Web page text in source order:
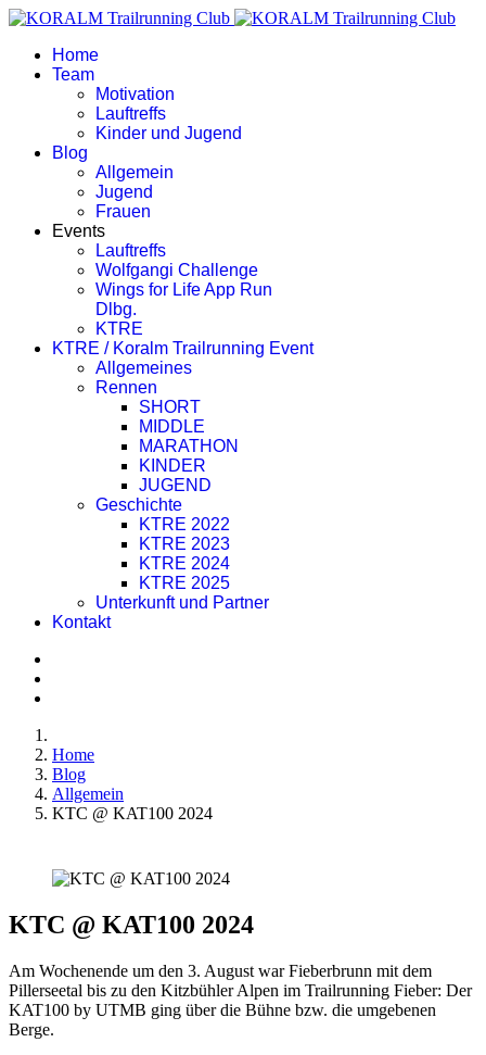
Home
Team
Motivation
Lauftreffs
Kinder und Jugend
Blog
Allgemein
Jugend
Frauen
Events
Lauftreffs
Wolfgangi Challenge
Wings for Life App Run
Dlbg.
KTRE
KTRE / Koralm Trailrunning Event
Allgemeines
Rennen
SHORT
MIDDLE
MARATHON
KINDER
JUGEND
Geschichte
KTRE 2022
KTRE 2023
KTRE 2024
KTRE 2025
Unterkunft und Partner
Kontakt
Home
Blog
Allgemein
KTC @ KAT100 2024
KTC @ KAT100 2024
Am Wochenende um den 3. August war Fieberbrunn mit dem
Pillerseetal bis zu den Kitzbühler Alpen im Trailrunning Fieber: Der
KAT100 by UTMB ging über die Bühne bzw. die umgebenen
Berge.